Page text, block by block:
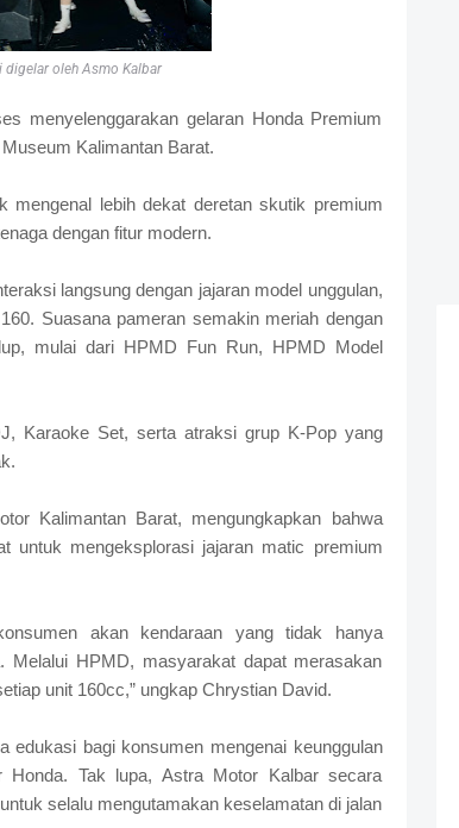
digelar oleh Asmo Kalbar
menyelenggarakan gelaran Honda Premium
Kalimantan Barat.
mengenal lebih dekat deretan skutik premium
dengan fitur modern.
langsung dengan jajaran model unggulan,
Suasana pameran semakin meriah dengan
mulai dari HPMD Fun Run, HPMD Model
Karaoke Set, serta atraksi grup K-Pop yang
Kalimantan Barat, mengungkapkan bahwa
untuk mengeksplorasi jajaran matic premium
akan kendaraan yang tidak hanya
Melalui HPMD, masyarakat dapat merasakan
unit 160cc,” ungkap Chrystian David.
edukasi bagi konsumen mengenai keunggulan
Tak lupa, Astra Motor Kalbar secara
selalu mengutamakan keselamatan di jalan